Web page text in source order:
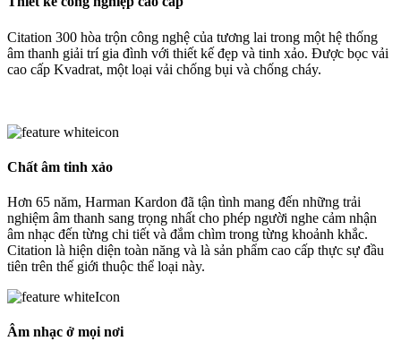
Citation 300 hòa trộn công nghệ của tương lai trong một hệ thống
âm thanh giải trí gia đình với thiết kế đẹp và tinh xảo. Được bọc vải
cao cấp Kvadrat, một loại vải chống bụi và chống cháy.
Chất âm tinh xảo
Hơn 65 năm, Harman Kardon đã tận tình mang đến những trải
nghiệm âm thanh sang trọng nhất cho phép người nghe cảm nhận
âm nhạc đến từng chi tiết và đắm chìm trong từng khoảnh khắc.
Citation là hiện diện toàn năng và là sản phẩm cao cấp thực sự đầu
tiên trên thế giới thuộc thể loại này.
Âm nhạc ở mọi nơi